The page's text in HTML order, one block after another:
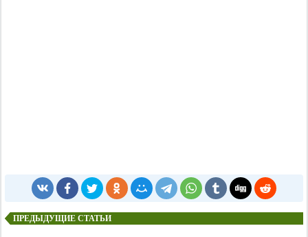
ПРЕДЫДУЩИЕ СТАТЬИ